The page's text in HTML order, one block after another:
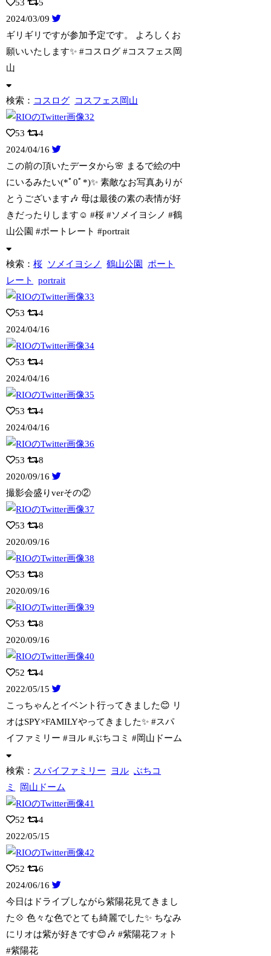
53
5
2024/03/09
ギリギリですが参加予定です。 よろしくお
願いいたします✨ #コスログ #コスフェ ス岡
山
検索： コスログ コスフェス岡山
53
4
2024/04/16
この前の頂いたデータから🌸 まるで絵の中
にいるみたい(*ﾟ0ﾟ*)✨ 素敵なお写真ありが
とうございます🎶 母は最後の素の表情が好
きだったりします☺️ #桜 #ソメイヨシノ #鶴
山公園 #ポートレート #portrait
検索：桜 ソメイヨシノ 鶴山公園
ポート
レート
portrait
53
4
2024/04/16
53
4
2024/04/16
53
4
2024/04/16
53
8
2020/09/16
撮影会盛りverその②
53
8
2020/09/16
53
8
2020/09/16
53
8
2020/09/16
52
4
2022/05/15
こっちゃんとイベント行ってきました😊 リ
オはSPY×FAMILYやってきました✨ #スパ
イファミリー #ヨル #ぶちコミ #岡山ドーム
検索： スパイファミリー ヨル ぶちコ
ミ
岡山ドーム
52
4
2022/05/15
52
6
2024/06/16
今日はドライブしながら紫陽花見てきまし
た💠 色々な色でとても綺麗でした✨ ちなみ
にリオは紫が好きです😊🎶 #紫陽花フォト
#紫陽花